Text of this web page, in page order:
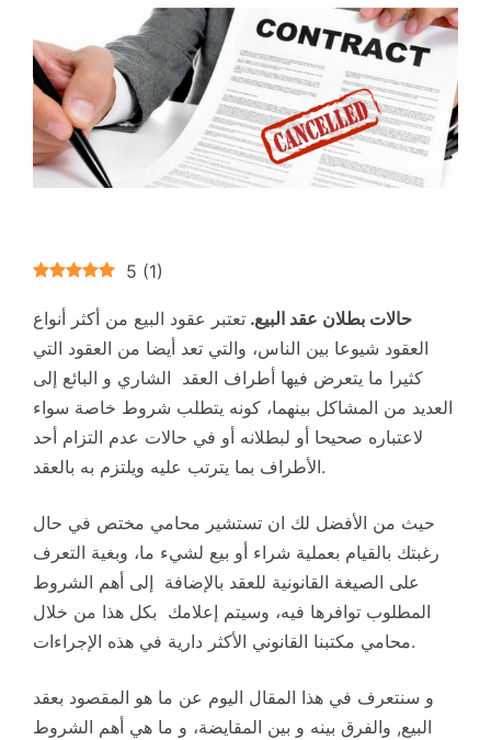
5 (1)
حالات بطلان عقد البيع. تعتبر عقود البيع من أكثر أنواع
العقود شيوعا بين الناس، والتي تعد أيضا من العقود التي
كثيرا ما يتعرض فيها أطراف العقد الشاري و البائع إلى
العديد من المشاكل بينهما، كونه يتطلب شروط خاصة سواء
لاعتباره صحيحا أو لبطلانه أو في حالات عدم التزام أحد
الأطراف بما يترتب عليه ويلتزم به بالعقد.
حيث من الأفضل لك ان تستشير محامي مختص في حال
رغبتك بالقيام بعملية شراء أو بيع لشيء ما، وبغية التعرف
على الصيغة القانونية للعقد بالإضافة إلى أهم الشروط
المطلوب توافرها فيه، وسيتم إعلامك بكل هذا من خلال
محامي مكتبنا القانوني الأكثر دارية في هذه الإجراءات.
و سنتعرف في هذا المقال اليوم عن ما هو المقصود بعقد
البيع, والفرق بينه و بين المقايضة، و ما هي أهم الشروط